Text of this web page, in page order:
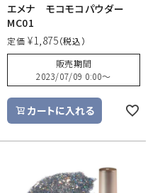
エメナ モコモコパウダー
MC01
定価 ¥1,875
販売期間
2023/07/09 0:00〜
カートに入れる